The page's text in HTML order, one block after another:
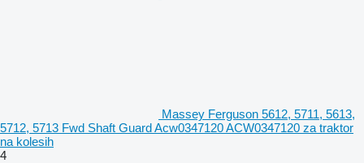
Massey Ferguson 5612, 5711, 5613,
5712, 5713 Fwd Shaft Guard Acw0347120 ACW0347120 za traktor
na kolesih
4